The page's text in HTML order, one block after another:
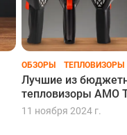
ОБЗОРЫ ТЕПЛОВИЗОРЫ
Лучшие из
тепловизоры АМО
11 ноября 2024 г.